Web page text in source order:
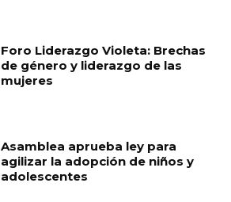
Foro Liderazgo Violeta: Brechas
de género y liderazgo de las
mujeres
Asamblea aprueba ley para
agilizar la adopción de niños y
adolescentes